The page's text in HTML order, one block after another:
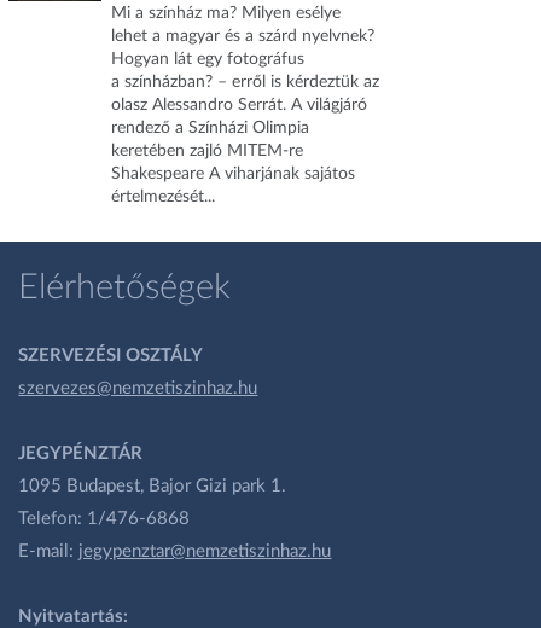
Mi a színház ma? Milyen esélye
lehet a magyar és a szárd nyelvnek?
Hogyan lát egy fotográfus
a színházban? – erről is kérdeztük az
olasz Alessandro Serrát. A világjáró
rendező a Színházi Olimpia
keretében zajló MITEM-re
Shakespeare A viharjának sajátos
értelmezését...
Elérhetőségek
SZERVEZÉSI OSZTÁLY
szervezes@nemzetiszinhaz.hu
JEGYPÉNZTÁR
1095 Budapest, Bajor Gizi park 1.
Telefon: 1/476-6868
E-mail: jegypenztar@nemzetiszinhaz.hu
Nyitvatartás: